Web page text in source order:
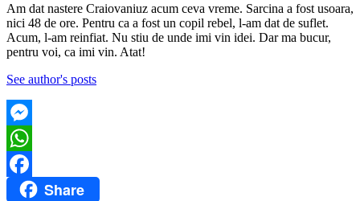
Am dat nastere Craiovaniuz acum ceva vreme. Sarcina a fost usoara,
nici 48 de ore. Pentru ca a fost un copil rebel, l-am dat de suflet.
Acum, l-am reinfiat. Nu stiu de unde imi vin idei. Dar ma bucur,
pentru voi, ca imi vin. Atat!
See author's posts
Messenger
WhatsApp
FacebookShare